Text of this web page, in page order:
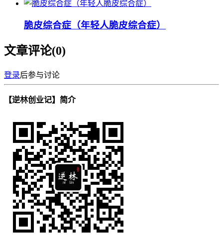
脆皮综合症（年轻人脆皮综合症）
文章评论(0)
登录后参与讨论
【逆林创业记】简介